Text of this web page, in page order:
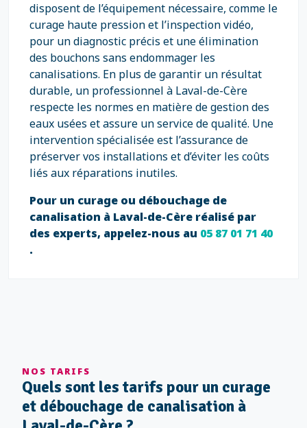
disposent de l’équipement nécessaire, comme le
curage haute pression et l’inspection vidéo,
pour un diagnostic précis et une élimination
des bouchons sans endommager les
canalisations. En plus de garantir un résultat
durable, un professionnel à Laval-de-Cère
respecte les normes en matière de gestion des
eaux usées et assure un service de qualité. Une
intervention spécialisée est l’assurance de
préserver vos installations et d’éviter les coûts
liés aux réparations inutiles.
Pour un curage ou débouchage de
canalisation à Laval-de-Cère réalisé par
des experts, appelez-nous au 05 87 01 71 40
.
NOS TARIFS
Quels sont les tarifs pour un curage
et débouchage de canalisation à